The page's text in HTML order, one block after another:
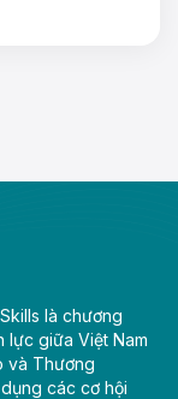
là chương
lực giữa Việt Nam
và Thương
các cơ hội